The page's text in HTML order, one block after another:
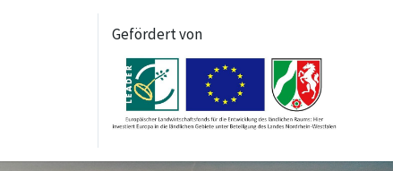
Gefördert von